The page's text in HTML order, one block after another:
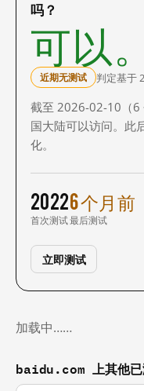
吗？
可以。
近期无测试 判定基于
截至 2026-02-10（6
国大陆可以访问。此
化。
2022
首次测试
6 个月前
最后测试
立即测试
加载中……
baidu.com 上其他已